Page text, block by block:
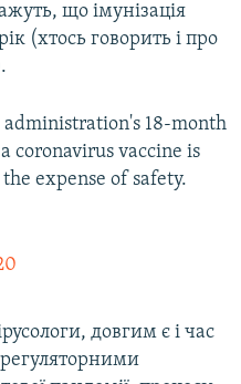
що імунізація
(хтось говорить і про
administration's 18-month
coronavirus vaccine is
expense of safety.
довгим є і час